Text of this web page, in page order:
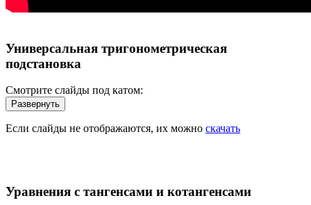
Универсальная тригонометрическая
подстановка
Смотрите слайды под катом:
Если слайды не отображаются, их можно скачать
Уравнения с тангенсами и котангенсами